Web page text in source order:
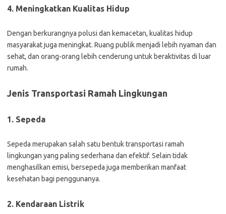
4. Meningkatkan Kualitas Hidup
Dengan berkurangnya polusi dan kemacetan, kualitas hidup
masyarakat juga meningkat. Ruang publik menjadi lebih nyaman dan
sehat, dan orang-orang lebih cenderung untuk beraktivitas di luar
rumah.
Jenis Transportasi Ramah Lingkungan
1. Sepeda
Sepeda merupakan salah satu bentuk transportasi ramah
lingkungan yang paling sederhana dan efektif. Selain tidak
menghasilkan emisi, bersepeda juga memberikan manfaat
kesehatan bagi penggunanya.
2. Kendaraan Listrik